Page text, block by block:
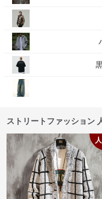
ストリートファッション